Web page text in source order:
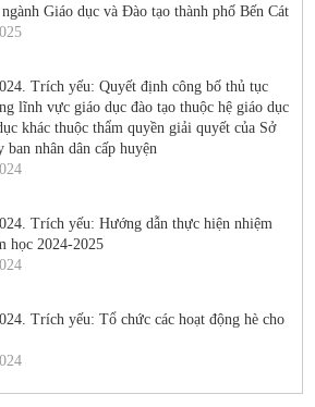
Giáo dục và Đào tạo thành phố Bến Cát
Trích yếu: Quyết định công bố thủ tục
lĩnh vực giáo dục đào tạo thuộc hệ giáo dục
khác thuộc thẩm quyền giải quyết của Sở
nhân dân cấp huyện
Trích yếu: Hướng dẫn thực hiện nhiệm
học 2024-2025
Trích yếu: Tổ chức các hoạt động hè cho